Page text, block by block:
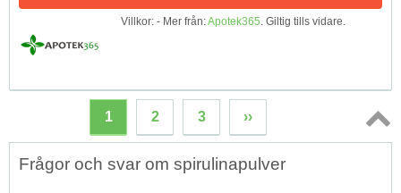
Villkor: - Mer från:Apotek365. Giltig tills vidare.
1 2 3 ››
Topp
Frågor och svar om spirulinapulver